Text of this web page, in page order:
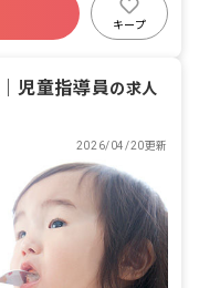
キープ
児童指導員の求人
2026/04/20更新